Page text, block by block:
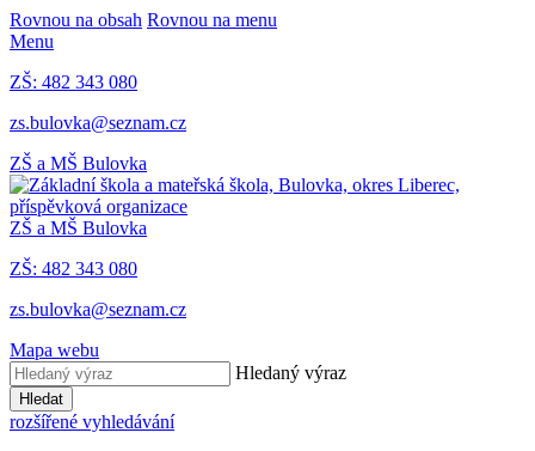
Rovnou na obsah Rovnou na menu
Menu
ZŠ: 482 343 080
zs.bulovka@seznam.cz
ZŠ a MŠ Bulovka
ZŠ a MŠ Bulovka
ZŠ: 482 343 080
zs.bulovka@seznam.cz
Mapa webu
Hledaný výraz
Hledat
rozšířené vyhledávání